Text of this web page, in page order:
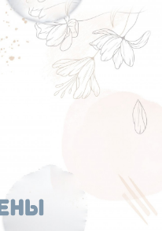
Перейти
к
содержанию